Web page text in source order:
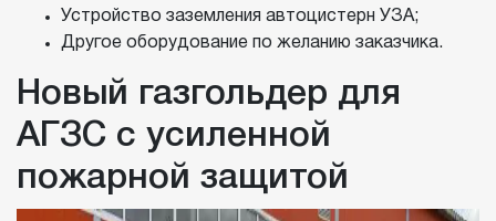
Устройство заземления автоцистерн УЗА;
Другое оборудование по желанию заказчика.
Новый газгольдер для
АГЗС с усиленной
пожарной защитой